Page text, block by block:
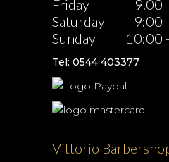
Friday
9.00 -
Saturday
9:00 -
Sunday
10:00 -
Tel: 0544 403377
Vittorio